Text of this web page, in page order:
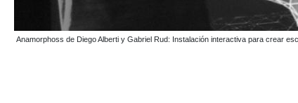
Anamorphoss de Diego Alberti y Gabriel Rud: Instalación interactiva para crear